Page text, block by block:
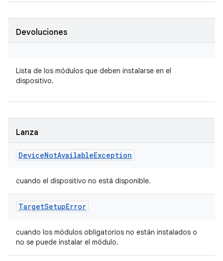
Devoluciones
Lista de los módulos que deben instalarse en el
dispositivo.
Lanza
DeviceNotAvailableException
cuando el dispositivo no está disponible.
TargetSetupError
cuando los módulos obligatorios no están instalados o
no se puede instalar el módulo.